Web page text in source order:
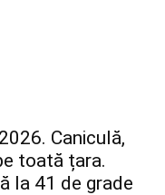
Caniculă,
toată țara.
la 41 de grade